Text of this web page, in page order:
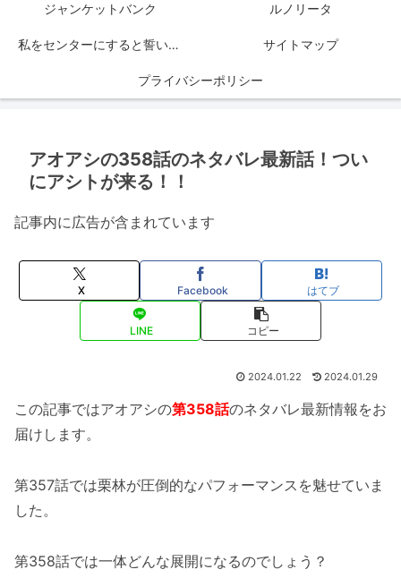
ジャンケットバンク ルノリータ
私をセンターにすると誓いますか？ サイトマップ
プライバシーポリシー
アオアシの358話のネタバレ最新話！つい
にアシトが来る！！
記事内に広告が含まれています
X Facebook はてブ
LINE コピー
2024.01.22 2024.01.29
この記事ではアオアシの第358話のネタバレ最新情報をお
届けします。
第357話では栗林が圧倒的なパフォーマンスを魅せていま
した。
第358話では一体どんな展開になるのでしょう？